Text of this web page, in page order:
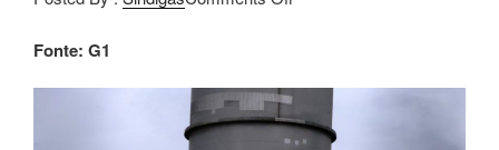
Fonte: G1